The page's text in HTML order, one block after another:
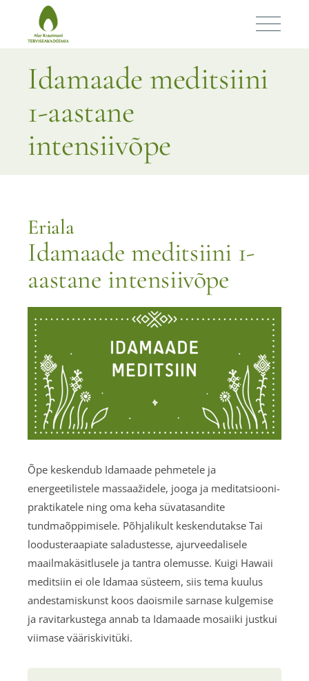
Idamaade meditsiini
1-aastane
intensiivõpe
Eriala
Idamaade meditsiini 1-
aastane intensiivõpe
Õpe keskendub Idamaade pehmetele ja
energeetilistele massaažidele, jooga ja meditatsiooni-
praktikatele ning oma keha süvatasandite
tundmaõppimisele. Põhjalikult keskendutakse Tai
loodusteraapiate saladustesse, ajurveedalisele
maailmakäsitlusele ja tantra olemusse. Kuigi Hawaii
meditsiin ei ole Idamaa süsteem, siis tema kuulus
andestamiskunst koos daoismile sarnase kulgemise
ja ravitarkustega annab ta Idamaade mosaiiki justkui
viimase vääriskivitüki.